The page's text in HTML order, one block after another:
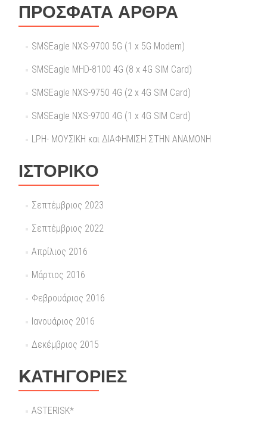
ΠΡΌΣΦΑΤΑ ΆΡΘΡΑ
SMSEagle NXS-9700 5G (1 x 5G Modem)
SMSEagle MHD-8100 4G (8 x 4G SIM Card)
SMSEagle NXS-9750 4G (2 x 4G SIM Card)
SMSEagle NXS-9700 4G (1 x 4G SIM Card)
LPH- ΜΟΥΣΙΚΗ και ΔΙΑΦΗΜΙΣΗ ΣΤΗΝ ΑΝΑΜΟΝΗ
ΙΣΤΟΡΙΚΌ
Σεπτέμβριος 2023
Σεπτέμβριος 2022
Απρίλιος 2016
Μάρτιος 2016
Φεβρουάριος 2016
Ιανουάριος 2016
Δεκέμβριος 2015
KΑΤΗΓΟΡΊΕΣ
ASTERISK*